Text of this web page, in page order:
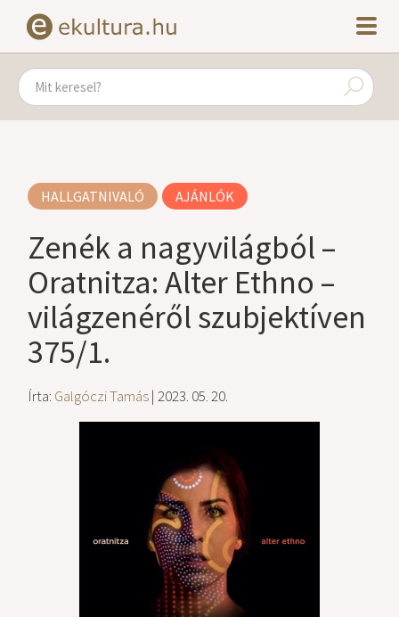
HALLGATNIVALÓ AJÁNLÓK
Zenék a nagyvilágból –
Oratnitza: Alter Ethno –
világzenéről szubjektíven
375/1.
Írta: Galgóczi Tamás| 2023. 05. 20.